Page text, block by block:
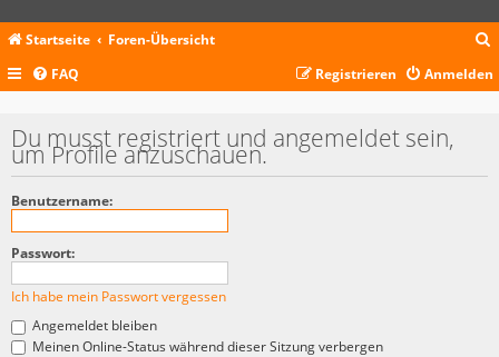
Startseite Foren-Übersicht
c
FAQ Anmelden
Registrieren
Du musst registriert und angemeldet sein,
um Profile anzuschauen.
Benutzername:
Passwort:
Ich habe mein Passwort vergessen
Angemeldet bleiben
Meinen Online-Status während dieser Sitzung verbergen